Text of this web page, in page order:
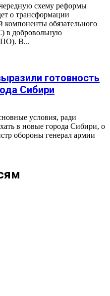
схему реформы
о трансформации
компоненты обязательного
в добровольную
В...
готовность
Сибири
условия, ради
в новые города Сибири, о
обороны генерал армии